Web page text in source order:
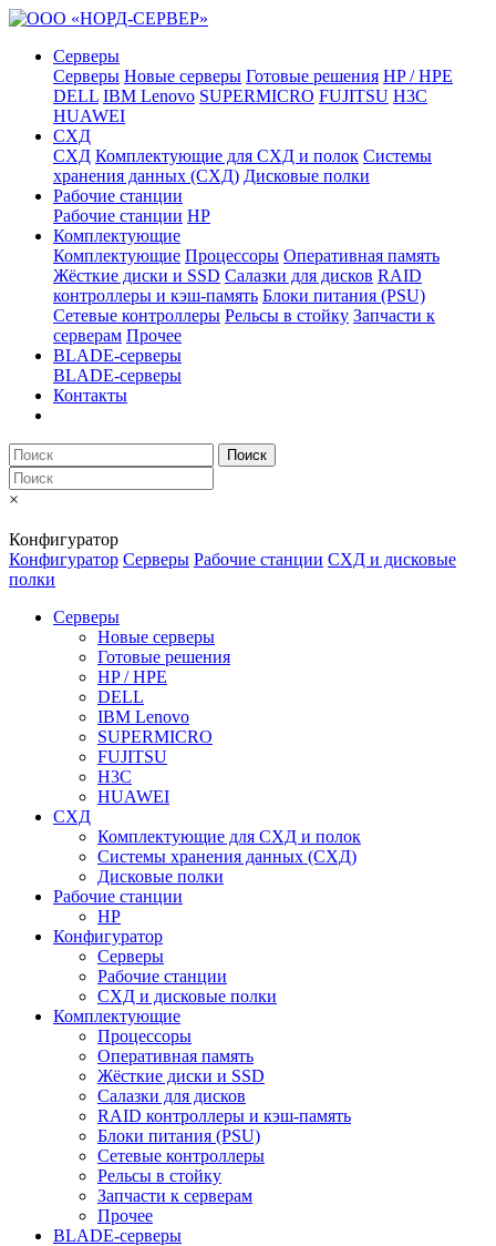
Серверы
Серверы Новые серверы Готовые решения HP / HPE
DELL IBM Lenovo SUPERMICRO FUJITSU H3C
HUAWEI
СХД
СХД Комплектующие для СХД и полок Системы
хранения данных (СХД) Дисковые полки
Рабочие станции
Рабочие станции HP
Комплектующие
Комплектующие Процессоры Оперативная память
Жёсткие диски и SSD Салазки для дисков RAID
контроллеры и кэш-память Блоки питания (PSU)
Сетевые контроллеры Рельсы в стойку Запчасти к
серверам Прочее
BLADE-серверы
BLADE-серверы
Контакты
Поиск
×
Конфигуратор
Конфигуратор Серверы Рабочие станции СХД и дисковые
полки
Серверы
Новые серверы
Готовые решения
HP / HPE
DELL
IBM Lenovo
SUPERMICRO
FUJITSU
H3C
HUAWEI
СХД
Комплектующие для СХД и полок
Системы хранения данных (СХД)
Дисковые полки
Рабочие станции
HP
Конфигуратор
Серверы
Рабочие станции
СХД и дисковые полки
Комплектующие
Процессоры
Оперативная память
Жёсткие диски и SSD
Салазки для дисков
RAID контроллеры и кэш-память
Блоки питания (PSU)
Сетевые контроллеры
Рельсы в стойку
Запчасти к серверам
Прочее
BLADE-серверы